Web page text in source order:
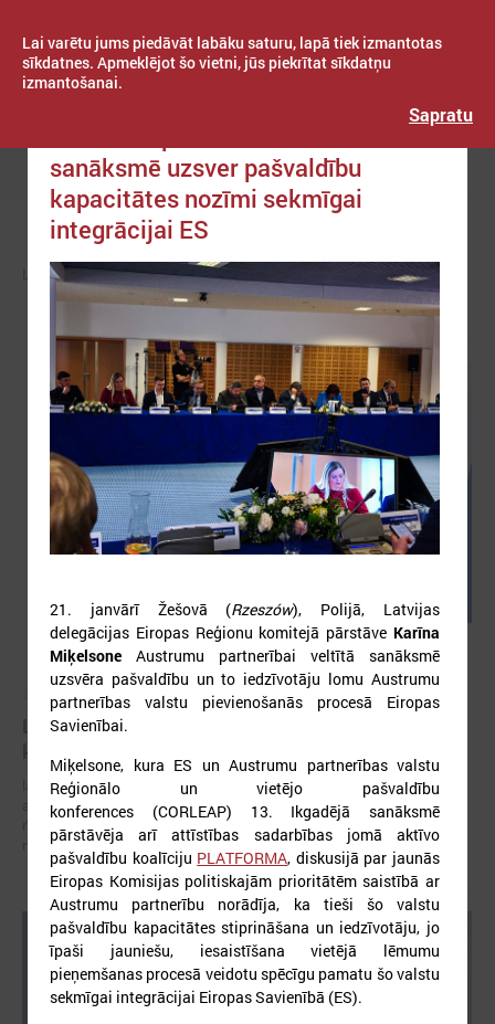
Lai varētu jums piedāvāt labāku saturu, lapā tiek izmantotas
sīkdatnes. Apmeklējot šo vietni, jūs piekrītat sīkdatņu
izmantošanai.
Sapratu
Izvēlne
ZIŅAS EIROPĀ UN PASAULĒ
2026. gada 05. augusts
LPS aicina piedalīties seminārā “Stiprinot vietējās
kopienas krīzē" 11. augustā, Cēsīs
latvijas Pašvaldību savienība sadarbībā ar Cēsu novada pašvaldību
aicina piedalīties seminārā “Stiprinot vietējās kopienas krīzē: proaktīva
rīcība un pieredzes apmaiņa starp Ukrainas un ES pašvaldībām”, kas
notiks šī gada 11.augustā no plkst.10.00 līdz 15.30
sanāksmē uzsver pašvaldību
kapacitātes nozīmi sekmīgai
integrācijai ES
21. janvārī Žešovā (Rzeszów), Polijā, Latvijas
delegācijas Eiropas Reģionu komitejā pārstāve Karīna
Miķelsone Austrumu partnerībai veltītā sanāksmē
uzsvēra pašvaldību un to iedzīvotāju lomu Austrumu
partnerības valstu pievienošanās procesā Eiropas
Savienībai.
Miķelsone, kura ES un Austrumu partnerības valstu
Reģionālo un vietējo pašvaldību
konferences (CORLEAP) 13. Ikgadējā sanāksmē
pārstāvēja arī attīstības sadarbības jomā aktīvo
pašvaldību koalīciju PLATFORMA, diskusijā par jaunās
Eiropas Komisijas politiskajām prioritātēm saistībā ar
Austrumu partnerību norādīja, ka tieši šo valstu
pašvaldību kapacitātes stiprināšana un iedzīvotāju, jo
īpaši jauniešu, iesaistīšana vietējā lēmumu
pieņemšanas procesā veidotu spēcīgu pamatu šo valstu
sekmīgai integrācijai Eiropas Savienībā (ES).